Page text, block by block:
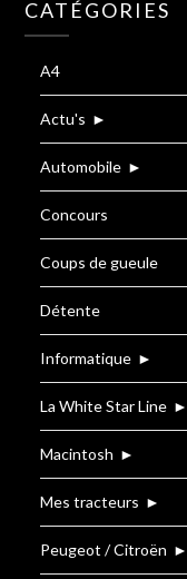
CATÉGORIES
A4
Actu's ►
Automobile ►
Concours
Coups de gueule
Détente
Informatique ►
La White Star Line ►
Macintosh ►
Mes tracteurs ►
Peugeot / Citroën ►